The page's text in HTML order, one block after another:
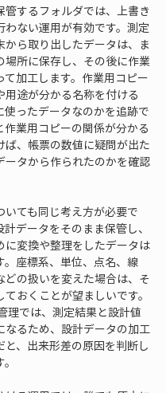
管するフォルダでは、上書き
わない運用が有効です。測定
から取り出したデータは、ま
場所に保存し、その後に作業
て加工します。作業用コピー
用途が分かる名称を付ける
使ったデータなのかを追跡で
作業用コピーの関係が分かる
ば、帳票の数値に疑問が出た
ータから作られたのかを確認
いても同じ考え方が必要で
データをそのまま保管し、
に変換や整理をしたデータは
。座標系、単位、点名、線
どの扱いを変えた場合は、そ
おくことが望ましいです。
理では、測定結果と設計値
なるため、設計データの加工
と、出来形差の原因を判断し